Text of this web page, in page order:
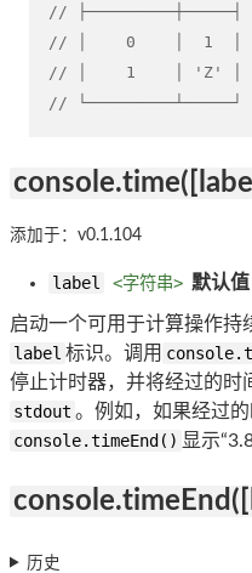
// ├─────────┼─────┤
// │    0    │  1  │
// │    1    │ 'Z' │
// └─────────┴─────┘
添加于：v0.1.104
label <字符串> 默认值
启动一个可用于计算操作持
label 标识。调用
停止计时器，并将经过的时
stdout 。例如，如果经过
console.timeEnd() 显示
历史